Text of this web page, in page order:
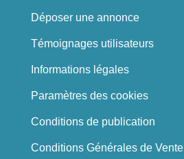
Déposer une annonce
Témoignages utilisateurs
Informations légales
Paramètres des cookies
Conditions de publication
Conditions Générales de Vente